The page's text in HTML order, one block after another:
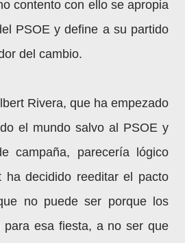
contento con ello se apropia
PSOE y define a su partido
del cambio.
Rivera, que ha empezado
el mundo salvo al PSOE y
campaña, parecería lógico
ha decidido reeditar el pacto
no puede ser porque los
para esa fiesta, a no ser que